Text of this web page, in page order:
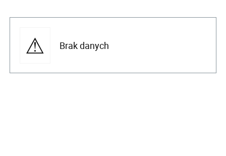
Brak danych